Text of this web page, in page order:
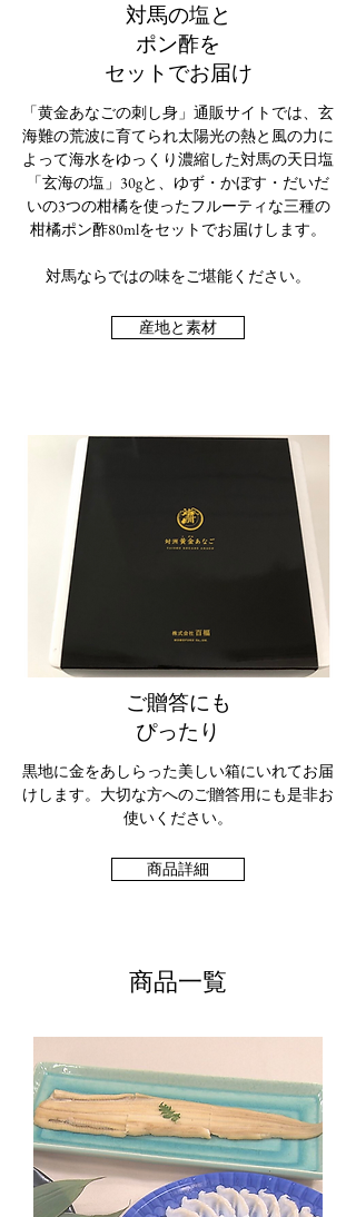
対馬の塩と
ポン酢を
​セットでお届け
「黄金あなごの刺し身」通販サイトでは、 玄
海難の荒波に育てられ太陽光の熱と風の力に
よって海水をゆっくり濃縮した対馬の天日塩
「玄海の塩」30gと、ゆず・かぼす・だいだ
いの3つの柑橘を使ったフルーティな三種の
柑橘ポン酢80mlをセットでお届けします。
​対馬ならではの味をご堪能ください。
産地と素材
ご贈答にも
​ぴったり
黒地に金をあしらった美しい箱にいれてお届
けします。大切な方へのご贈答用にも是非お
使いください。
商品詳細
商品一覧